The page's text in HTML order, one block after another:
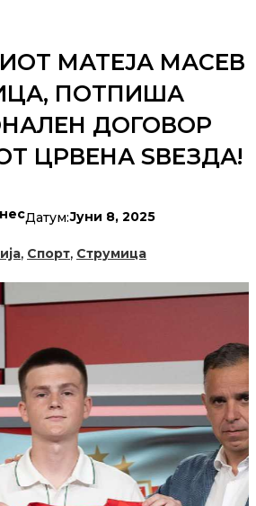
МАТЕЈА МАСЕВ
ПОТПИША
ДОГОВОР
ЦРВЕНА ЅВЕЗДА!
Датум:Јуни 8, 2025
, Спорт, Струмица